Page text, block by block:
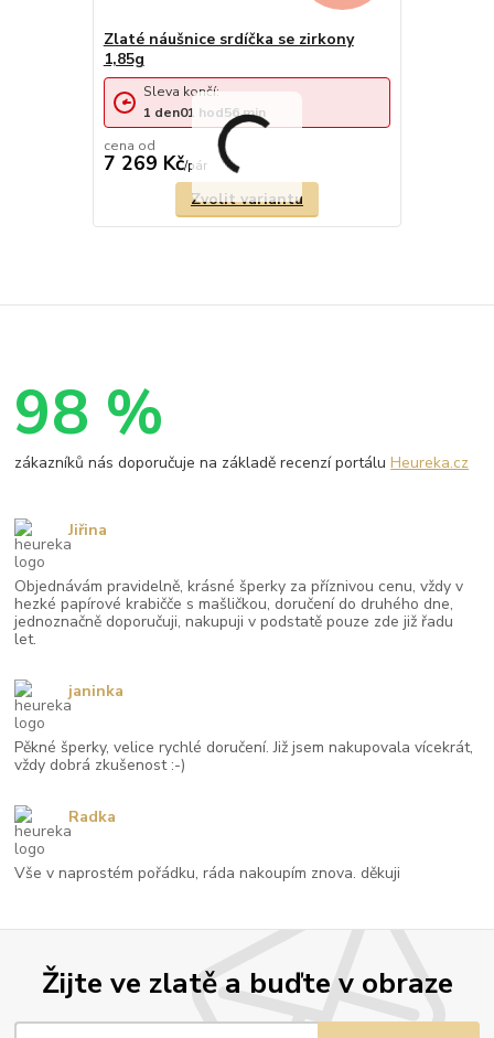
Zlaté náušnice srdíčka se zirkony
1,85g
cena od
7 269 Kč/pár
Sleva končí:
1 den01 hod56min
Zvolit variantu
Žijte ve zlatě a buďte v obraze
98 %
zákazníků nás doporučuje na základě recenzí portáluHeureka.cz
Objednávám pravidelně, krásné šperky za příznivou cenu, vždy v
hezké papírové krabičče s mašličkou, doručení do druhého dne,
jednoznačně doporučuji, nakupuji v podstatě pouze zde již řadu
let.
Jiřina
Pěkné šperky, velice rychlé doručení. Již jsem nakupovala vícekrát,
vždy dobrá zkušenost :-)
janinka
Vše v naprostém pořádku, ráda nakoupím znova. děkuji
Radka